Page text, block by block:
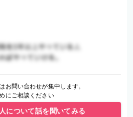
お問い合わせが集中します。
にご相談ください
について話を聞いてみる